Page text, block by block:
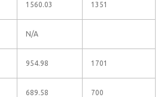
1560.03 1351
N/A
954.98 1701
689.58 700